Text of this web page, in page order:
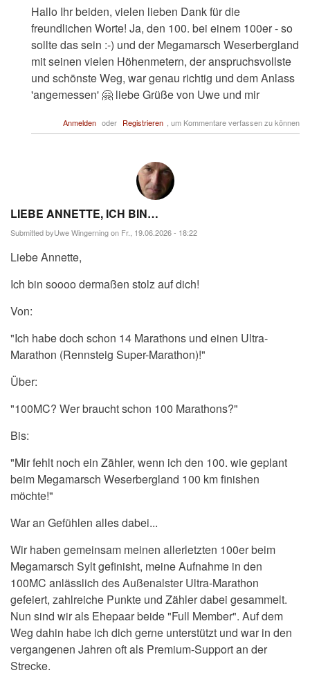
auf
Herzlichen
Glückwunsch
und…
von
Stephan_B
Hallo Ihr beiden, vielen lieben Dank für die
freundlichen Worte! Ja, den 100. bei einem 100er - so
sollte das sein :-) und der Megamarsch Weserbergland
mit seinen vielen Höhenmetern, der anspruchsvollste
und schönste Weg, war genau richtig und dem Anlass
'angemessen' 🤗 liebe Grüße von Uwe und mir
Anmelden oder Registrieren , um Kommentare verfassen zu können
LIEBE ANNETTE, ICH BIN…
Submitted byUwe Wingerningon Fr., 19.06.2026 - 18:22
Liebe Annette,
Ich bin soooo dermaßen stolz auf dich!
Von:
"Ich habe doch schon 14 Marathons und einen Ultra-
Marathon (Rennsteig Super-Marathon)!"
Über:
"100MC? Wer braucht schon 100 Marathons?"
Bis:
"Mir fehlt noch ein Zähler, wenn ich den 100. wie geplant
beim Megamarsch Weserbergland 100 km finishen
möchte!"
War an Gefühlen alles dabei...
Wir haben gemeinsam meinen allerletzten 100er beim
Megamarsch Sylt gefinisht, meine Aufnahme in den
100MC anlässlich des Außenalster Ultra-Marathon
gefeiert, zahlreiche Punkte und Zähler dabei gesammelt.
Nun sind wir als Ehepaar beide "Full Member". Auf dem
Weg dahin habe ich dich gerne unterstützt und war in den
vergangenen Jahren oft als Premium-Support an der
Strecke.